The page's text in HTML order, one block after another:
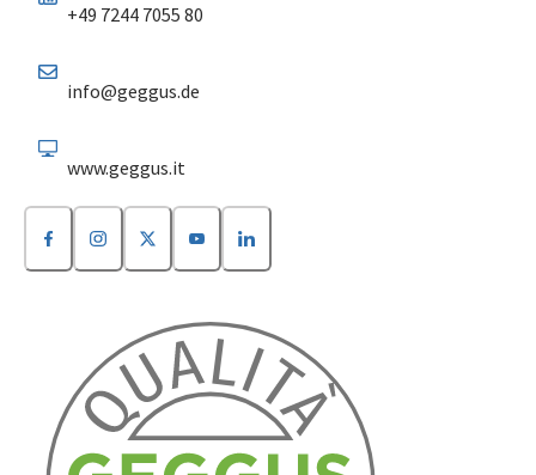
+49 7244 7055 80
info@geggus.de
www.geggus.it